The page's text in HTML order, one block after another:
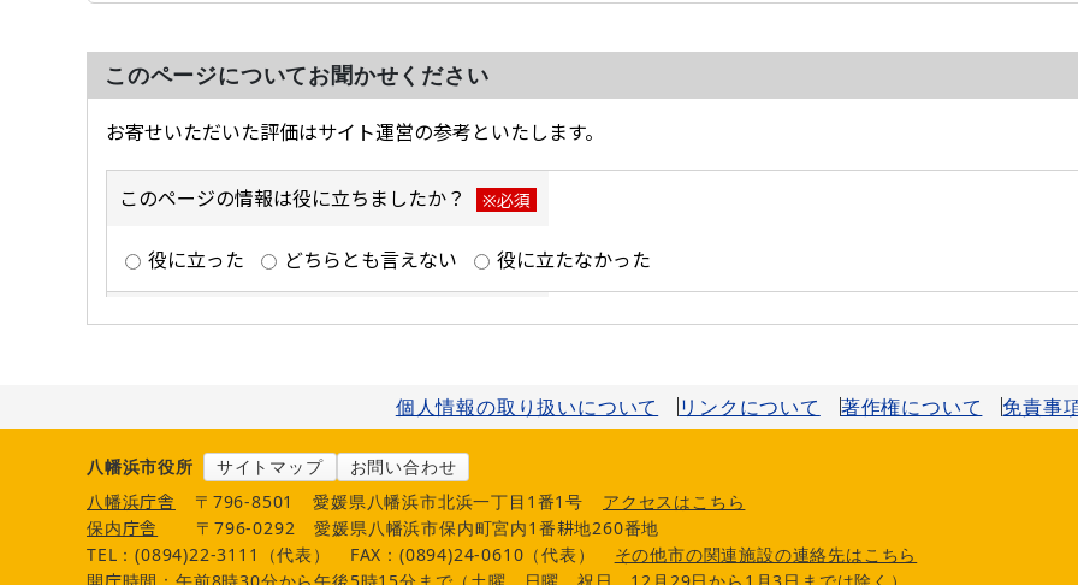
このページについてお聞かせください
個人情報の取り扱いについて リンクについて 著作権について 免責事
八幡浜市役所 サイトマップ
お問い合わせ
八幡浜庁舎
〒796-8501 愛媛県八幡浜市北浜一丁目1番1号
アクセスはこちら
保内庁舎
〒796-0292
愛媛県八幡浜市保内町宮内1番耕地260番地
TEL：(0894)22-3111（代表）
FAX：(0894)24-0610（代表）
その他市の関連施設の連絡先はこちら